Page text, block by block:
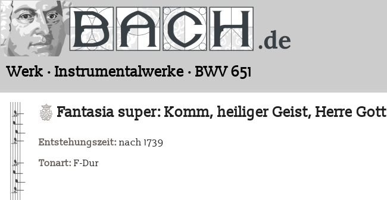
Werk · Instrumentalwerke · BWV 651
Fantasia super: Komm, heiliger Geist, Herre Gott
Entstehungszeit: nach 1739
Tonart: F-Dur